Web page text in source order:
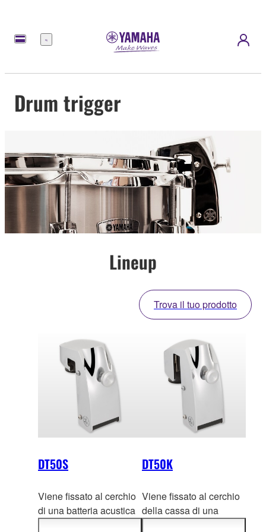
Menu
Drum trigger
Lineup
Trova il tuo prodotto
DT50S
Viene fissato al cerchio
di una batteria acustica
DT50K
Viene fissato al cerchio
della cassa di una